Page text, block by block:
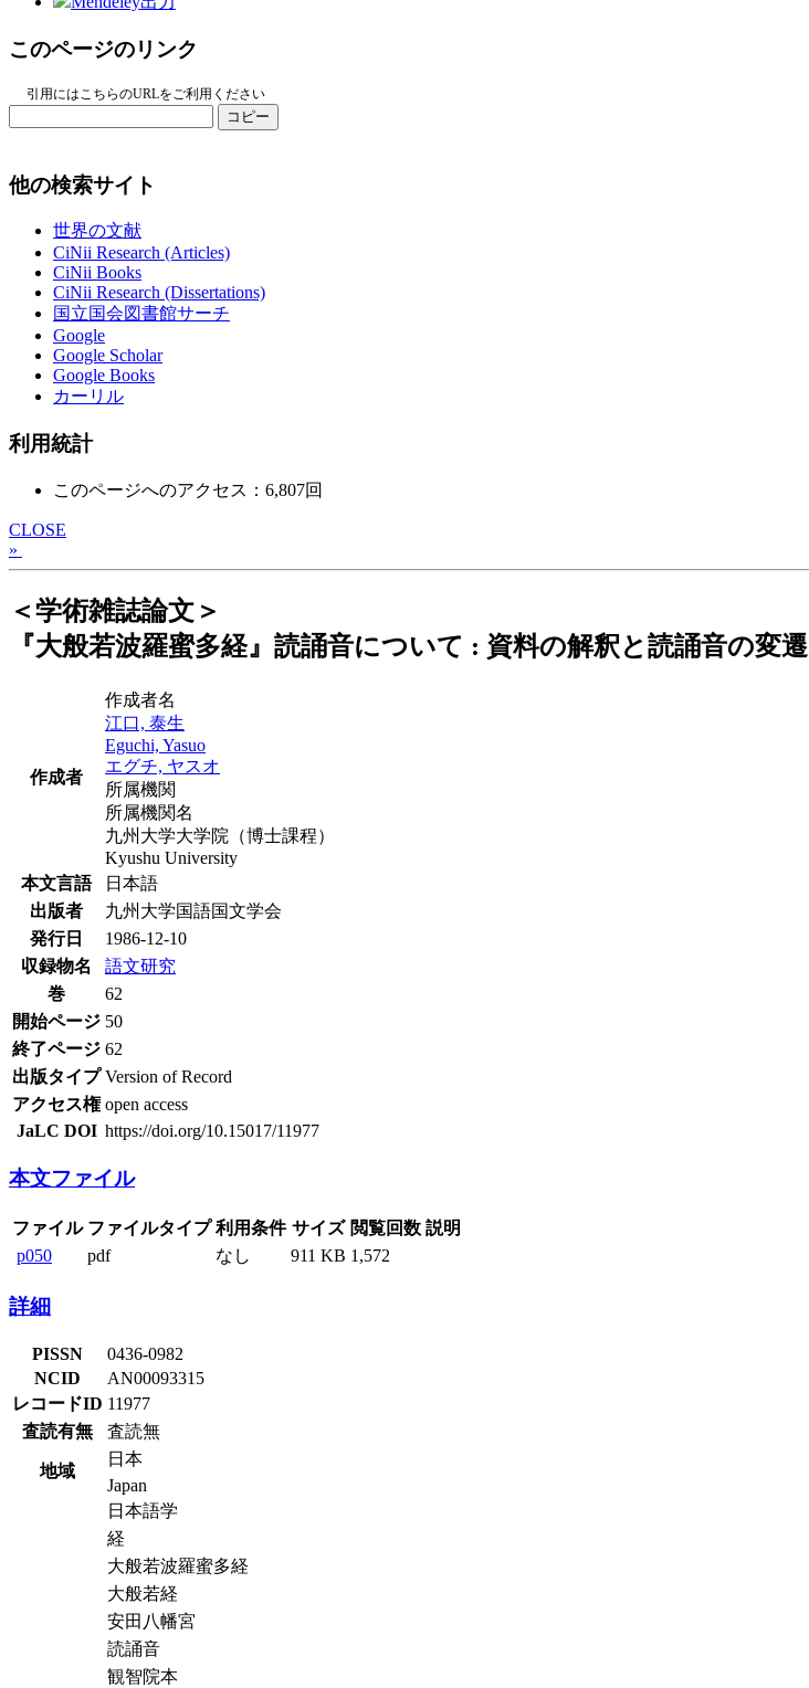
このページのリンク
引用にはこちらのURLをご利用ください
コピー
他の検索サイト
世界の文献
CiNii Research (Articles)
CiNii Books
CiNii Research (Dissertations)
国立国会図書館サーチ
Google
Google Scholar
Google Books
カーリル
利用統計
このページへのアクセス：6,807回
CLOSE
»
＜学術雑誌論文＞
『大般若波羅蜜多経』読誦音について : 資料の解釈と読誦音の変遷
作成者
作成者名
江口, 泰生
Eguchi, Yasuo
エグチ, ヤスオ
所属機関
所属機関名
九州大学大学院（博士課程）
Kyushu University
本文言語
日本語
出版者
九州大学国語国文学会
発行日
1986-12-10
収録物名
語文研究
巻
62
開始ページ 50
終了ページ 62
出版タイプ Version of Record
アクセス権 open access
JaLC DOI https://doi.org/10.15017/11977
本文ファイル
ファイル ファイルタイプ 利用条件 サイズ 閲覧回数 説明
p050
pdf なし 911 KB 1,572
詳細
PISSN
0436-0982
NCID
AN00093315
レコードID 11977
査読有無
査読無
地域
日本
Japan
日本語学
経
大般若波羅蜜多経
大般若経
安田八幡宮
読誦音
観智院本